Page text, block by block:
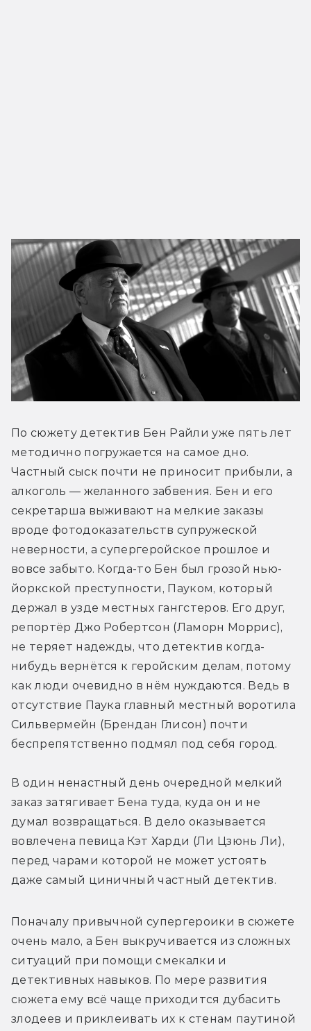
По сюжету детектив Бен Райли уже пять лет
методично погружается на самое дно.
Частный сыск почти не приносит прибыли, а
алкоголь — желанного забвения. Бен и его
секретарша выживают на мелкие заказы
вроде фотодоказательств супружеской
неверности, а супергеройское прошлое и
вовсе забыто. Когда-то Бен был грозой нью-
йоркской преступности, Пауком, который
держал в узде местных гангстеров. Его друг,
репортёр Джо Робертсон (Ламорн Моррис),
не теряет надежды, что детектив когда-
нибудь вернётся к геройским делам, потому
как люди очевидно в нём нуждаются. Ведь в
отсутствие Паука главный местный воротила
Сильвермейн (Брендан Глисон) почти
беспрепятственно подмял под себя город.
В один ненастный день очередной мелкий
заказ затягивает Бена туда, куда он и не
думал возвращаться. В дело оказывается
вовлечена певица Кэт Харди (Ли Цзюнь Ли),
перед чарами которой не может устоять
даже самый циничный частный детектив.
Поначалу привычной супергероики в сюжете
очень мало, а Бен выкручивается из сложных
ситуаций при помощи смекалки и
детективных навыков. По мере развития
сюжета ему всё чаще приходится дубасить
злодеев и приклеивать их к стенам паутиной